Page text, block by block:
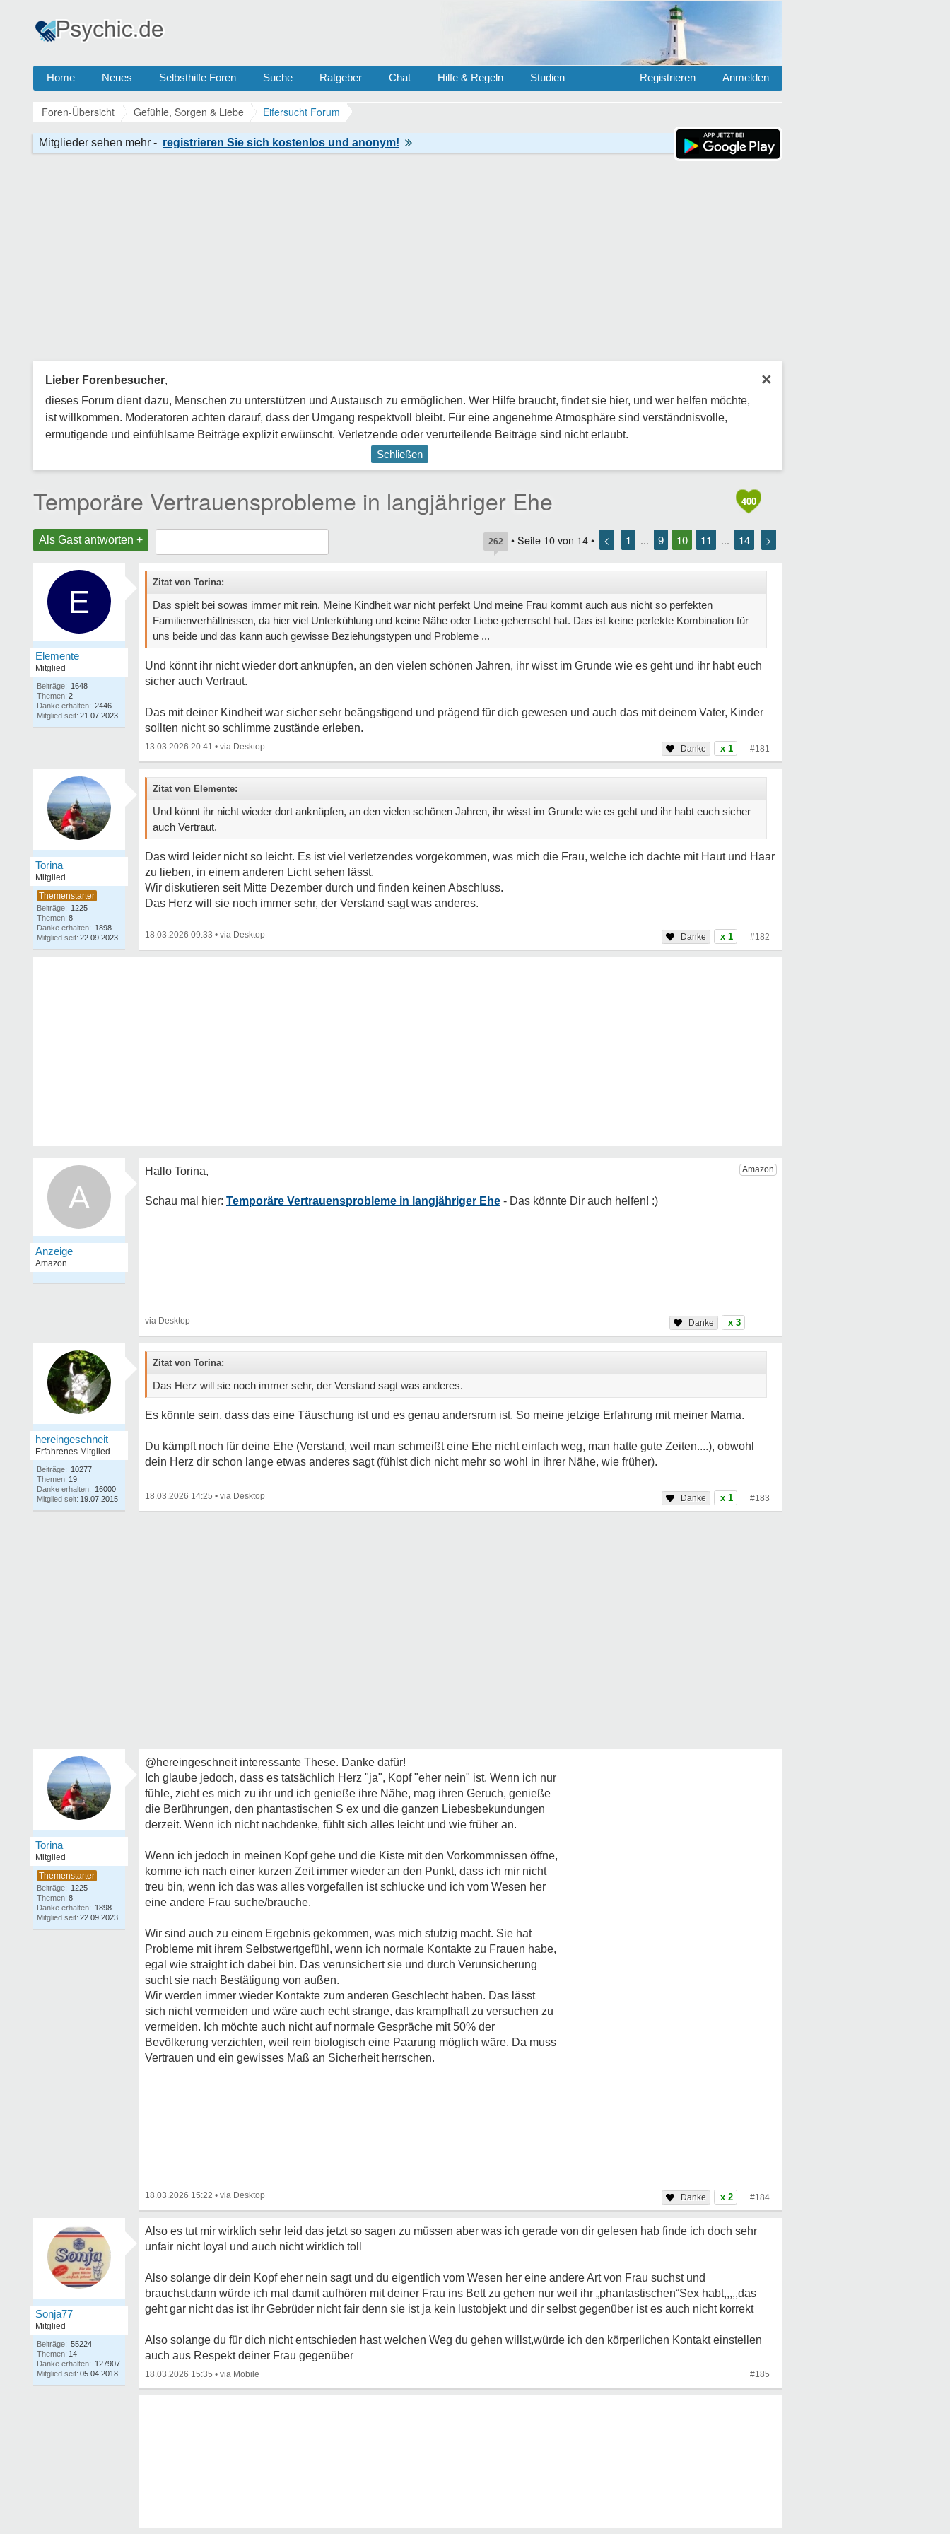
Home Neues Selbsthilfe Foren Suche Ratgeber Chat Hilfe & Regeln Studien Anmelden
Registrieren
Foren-Übersicht Gefühle, Sorgen & Liebe Eifersucht Forum
×
Lieber Forenbesucher,
dieses Forum dient dazu, Menschen zu unterstützen und Austausch zu ermöglichen. Wer Hilfe braucht, findet sie hier, und wer helfen möchte,
ist willkommen. Moderatoren achten darauf, dass der Umgang respektvoll bleibt. Für eine angenehme Atmosphäre sind verständnisvolle,
ermutigende und einfühlsame Beiträge explizit erwünscht. Verletzende oder verurteilende Beiträge sind nicht erlaubt.
Schließen
400
Temporäre Vertrauensprobleme in langjähriger Ehe
Als Gast antworten + 262 • Seite 10 von 14 • < 1 ... 9 10 11 ... 14 >
E
Elemente
Mitglied
Beiträge: 1648
Themen: 2
Danke erhalten: 2446
Mitglied seit: 21.07.2023
Zitat von Torina:
Das spielt bei sowas immer mit rein. Meine Kindheit war nicht perfekt Und meine Frau kommt auch aus nicht so perfekten
Familienverhältnissen, da hier viel Unterkühlung und keine Nähe oder Liebe geherrscht hat. Das ist keine perfekte Kombination für
uns beide und das kann auch gewisse Beziehungstypen und Probleme ...
Und könnt ihr nicht wieder dort anknüpfen, an den vielen schönen Jahren, ihr wisst im Grunde wie es geht und ihr habt euch
sicher auch Vertraut.
Das mit deiner Kindheit war sicher sehr beängstigend und prägend für dich gewesen und auch das mit deinem Vater, Kinder
sollten nicht so schlimme zustände erleben.
13.03.2026 20:41 • x 1 #181
Torina
Mitglied
Beiträge: 1225
Themen: 8
Danke erhalten: 1898
Mitglied seit: 22.09.2023
Zitat von Elemente:
Und könnt ihr nicht wieder dort anknüpfen, an den vielen schönen Jahren, ihr wisst im Grunde wie es geht und ihr habt euch sicher
auch Vertraut.
Das wird leider nicht so leicht. Es ist viel verletzendes vorgekommen, was mich die Frau, welche ich dachte mit Haut und Haar
zu lieben, in einem anderen Licht sehen lässt.
Wir diskutieren seit Mitte Dezember durch und finden keinen Abschluss.
Das Herz will sie noch immer sehr, der Verstand sagt was anderes.
18.03.2026 09:33 • x 1 #182
A Temporäre Vertrauensprobleme in langjähriger Ehe
x 3
hereingeschneit
Erfahrenes Mitglied
Beiträge: 10277
Themen: 19
Danke erhalten: 16000
Mitglied seit: 19.07.2015
Zitat von Torina:
Das Herz will sie noch immer sehr, der Verstand sagt was anderes.
Es könnte sein, dass das eine Täuschung ist und es genau andersrum ist. So meine jetzige Erfahrung mit meiner Mama.
Du kämpft noch für deine Ehe (Verstand, weil man schmeißt eine Ehe nicht einfach weg, man hatte gute Zeiten....), obwohl
dein Herz dir schon lange etwas anderes sagt (fühlst dich nicht mehr so wohl in ihrer Nähe, wie früher).
18.03.2026 14:25 • x 1 #183
Torina
Mitglied
Beiträge: 1225
Themen: 8
Danke erhalten: 1898
Mitglied seit: 22.09.2023
@hereingeschneit interessante These. Danke dafür!
Ich glaube jedoch, dass es tatsächlich Herz "ja", Kopf "eher nein" ist. Wenn ich nur
fühle, zieht es mich zu ihr und ich genieße ihre Nähe, mag ihren Geruch, genieße
die Berührungen, den phantastischen S ex und die ganzen Liebesbekundungen
derzeit. Wenn ich nicht nachdenke, fühlt sich alles leicht und wie früher an.
Wenn ich jedoch in meinen Kopf gehe und die Kiste mit den Vorkommnissen öffne,
komme ich nach einer kurzen Zeit immer wieder an den Punkt, dass ich mir nicht
treu bin, wenn ich das was alles vorgefallen ist schlucke und ich vom Wesen her
eine andere Frau suche/brauche.
Wir sind auch zu einem Ergebnis gekommen, was mich stutzig macht. Sie hat
Probleme mit ihrem Selbstwertgefühl, wenn ich normale Kontakte zu Frauen habe,
egal wie straight ich dabei bin. Das verunsichert sie und durch Verunsicherung
sucht sie nach Bestätigung von außen.
Wir werden immer wieder Kontakte zum anderen Geschlecht haben. Das lässt
sich nicht vermeiden und wäre auch echt strange, das krampfhaft zu versuchen zu
vermeiden. Ich möchte auch nicht auf normale Gespräche mit 50% der
Bevölkerung verzichten, weil rein biologisch eine Paarung möglich wäre. Da muss
Vertrauen und ein gewisses Maß an Sicherheit herrschen.
18.03.2026 15:22 • x 2 #184
Sonja77
Mitglied
Beiträge: 55224
Themen: 14
Danke erhalten: 127907
Mitglied seit: 05.04.2018
Also es tut mir wirklich sehr leid das jetzt so sagen zu müssen aber was ich gerade von dir gelesen hab finde ich doch sehr
unfair nicht loyal und auch nicht wirklich toll
Also solange dir dein Kopf eher nein sagt und du eigentlich vom Wesen her eine andere Art von Frau suchst und
brauchst.dann würde ich mal damit aufhören mit deiner Frau ins Bett zu gehen nur weil ihr „phantastischen“Sex habt,,,,,das
geht gar nicht das ist ihr Gebrüder nicht fair denn sie ist ja kein lustobjekt und dir selbst gegenüber ist es auch nicht korrekt
Also solange du für dich nicht entschieden hast welchen Weg du gehen willst,würde ich den körperlichen Kontakt einstellen
auch aus Respekt deiner Frau gegenüber
18.03.2026 15:35 • #185